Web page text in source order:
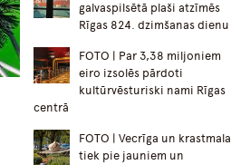
galvaspilsētā plaši atzīmēs
Rīgas 824. dzimšanas dienu
FOTO | Par 3,38 miljoniem
eiro izsolēs pārdoti
kultūrvēsturiski nami Rīgas
centrā
FOTO | Vecrīga un krastmala
tiek pie jauniem un